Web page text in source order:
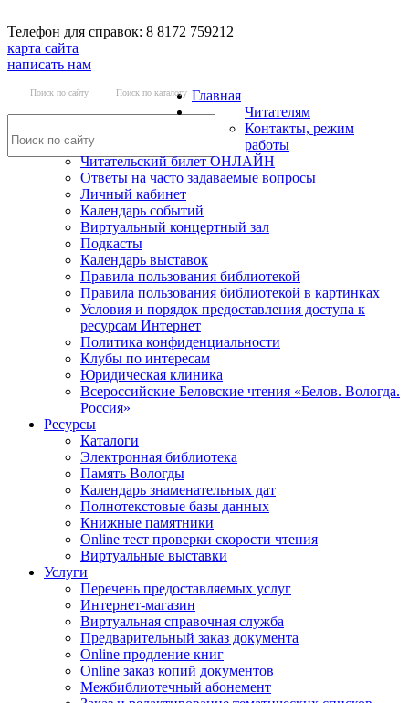
Телефон для справок: 8 8172 759212
карта сайта
написать нам
Поиск по сайту Поиск по каталогу Главная
Читателям
Контакты, режим
работы
Читательский билет ОНЛАЙН
Ответы на часто задаваемые вопросы
Личный кабинет
Календарь событий
Виртуальный концертный зал
Подкасты
Календарь выставок
Правила пользования библиотекой
Правила пользования библиотекой в картинках
Условия и порядок предоставления доступа к
ресурсам Интернет
Политика конфиденциальности
Клубы по интересам
Юридическая клиника
Всероссийские Беловские чтения «Белов. Вологда.
Россия»
Ресурсы
Каталоги
Электронная библиотека
Память Вологды
Календарь знаменательных дат
Полнотекстовые базы данных
Книжные памятники
Online тест проверки скорости чтения
Виртуальные выставки
Услуги
Перечень предоставляемых услуг
Интернет-магазин
Виртуальная справочная служба
Предварительный заказ документа
Online продление книг
Online заказ копий документов
Межбиблиотечный абонемент